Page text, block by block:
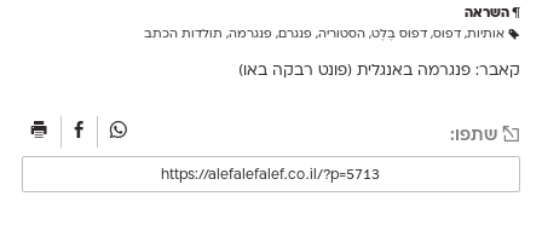
השראה
אותיות, דפוס, דפוס בֶּלֶט, הסטוריה, פנגרם, פנגרמה, תולדות הכתב
קאבר: פנגרמה באנגלית (פונט רבקה באו)
שתפו: